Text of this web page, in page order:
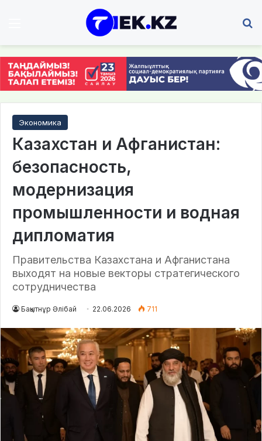
Экономика
Казахстан и Афганистан:
безопасность,
модернизация
промышленности и водная
дипломатия
Правительства Казахстана и Афганистана
выходят на новые векторы стратегического
сотрудничества
Бақытнұр Әлібай 22.06.2026 711